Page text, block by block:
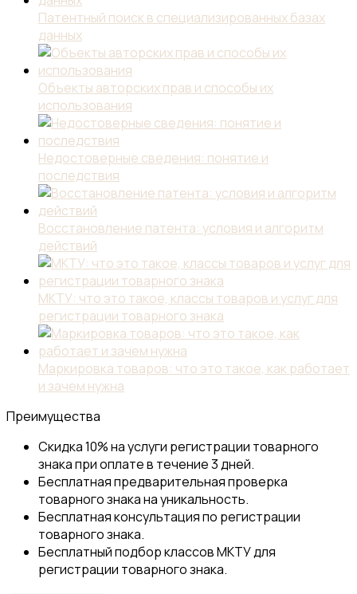
Патентный поиск в специализированных базах
данных
Объекты авторских прав и способы их
использования
Недостоверные сведения: понятие и
последствия
Восстановление патента: условия и алгоритм
действий
МКТУ: что это такое, классы товаров и услуг для
регистрации товарного знака
Маркировка товаров: что это такое, как работает
и зачем нужна
Преимущества
Скидка 10% на услуги регистрации товарного
знака при оплате в течение 3 дней.
Бесплатная предварительная проверка
товарного знака на уникальность.
Бесплатная консультация по регистрации
товарного знака.
Бесплатный подбор классов МКТУ для
регистрации товарного знака.